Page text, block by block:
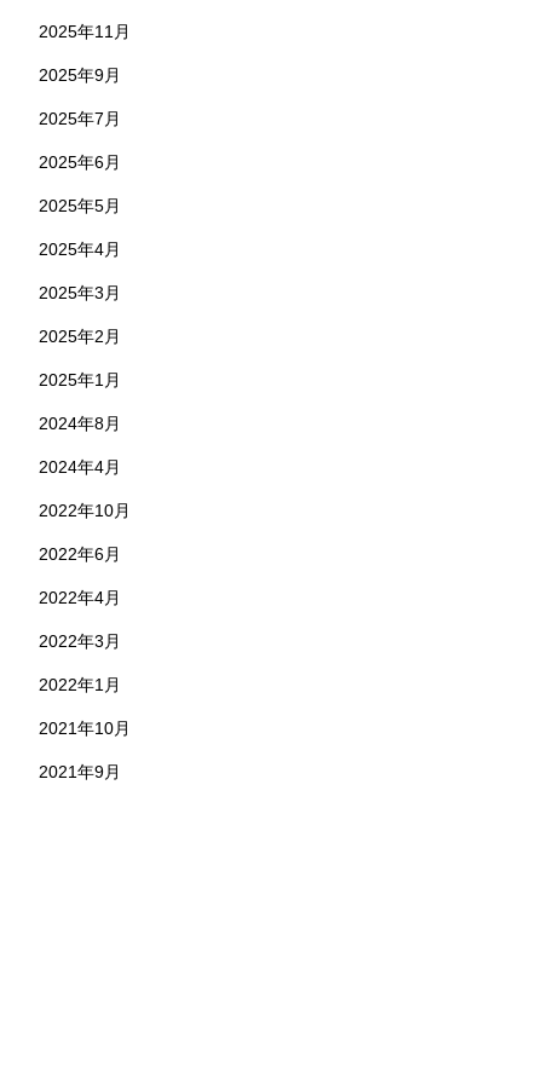
2025年11月
2025年9月
2025年7月
2025年6月
2025年5月
2025年4月
2025年3月
2025年2月
2025年1月
2024年8月
2024年4月
2022年10月
2022年6月
2022年4月
2022年3月
2022年1月
2021年10月
2021年9月